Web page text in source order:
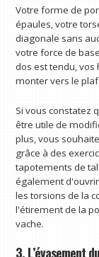
Votre forme de
épaules, votre
diagonale sans
votre force de
dos est tendu, vos
monter vers le
Si vous constatez
être utile de
plus, vous
grâce à des
tapotements de
également
les torsions de la
l'étirement de la
vache.
3. L’évasement